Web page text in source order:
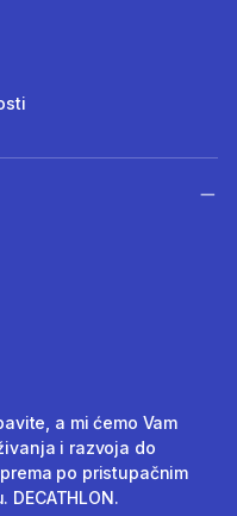
a mi ćemo Vam
i razvoja do
po pristupačnim